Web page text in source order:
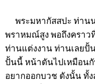
พระมหากัสสปะ ท่านน
พราหมณ์สูง พอถึงครา
ท่านแต่งงาน ท่านเลย
ปั้นนี้ หน้าดันไปเหมือน
อยากออกบวช ดังนั้น ทั้